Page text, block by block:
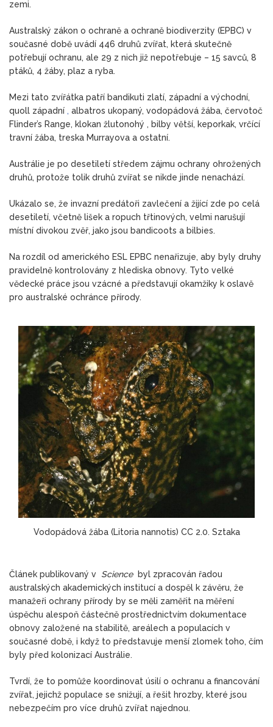
druhů
zemi.
Australský zákon o ochraně a ochraně biodiverzity (EPBC) v
současné době uvádí 446 druhů zvířat, která skutečně
potřebují ochranu, ale 29 z nich již nepotřebuje – 15 savců, 8
ptáků, 4 žáby, plaz a ryba.
Mezi tato zvířátka patří bandikuti zlatí, západní a východní,
quoll západní , albatros ukopaný, vodopádová žába, červotoč
Flinder’s Range, klokan žlutonohý , bilby větší, keporkak, vrčící
travní žába, treska Murrayova a ostatní.
Austrálie je po desetiletí středem zájmu ochrany ohrožených
druhů, protože tolik druhů zvířat se nikde jinde nenachází.
Ukázalo se, že invazní predátoři zavlečení a žijící zde po celá
desetiletí, včetně lišek a ropuch třtinových, velmi narušují
místní divokou zvěř, jako jsou bandicoots a bilbies.
Na rozdíl od amerického ESL EPBC nenařizuje, aby byly druhy
pravidelně kontrolovány z hlediska obnovy. Tyto velké
vědecké práce jsou vzácné a představují okamžiky k oslavě
pro australské ochránce přírody.
Vodopádová žába (Litoria nannotis) CC 2.0. Sztaka
Článek publikovaný v Science byl zpracován řadou
australských akademických institucí a dospěl k závěru, že
manažeři ochrany přírody by se měli zaměřit na měření
úspěchu alespoň částečně prostřednictvím dokumentace
obnovy založené na stabilitě, areálech a populacích v
současné době, i když to představuje menší zlomek toho, čím
byly před kolonizací Austrálie.
Tvrdí, že to pomůže koordinovat úsilí o ochranu a financování
zvířat, jejichž populace se snižují, a řešit hrozby, které jsou
nebezpečím pro více druhů zvířat najednou.